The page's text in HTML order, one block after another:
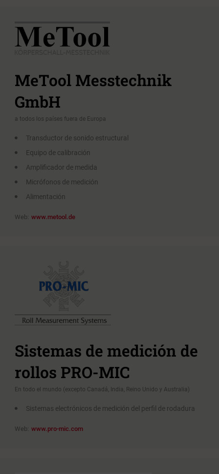
MeTool Messtechnik
GmbH
a todos los países fuera de Europa
Transductor de sonido estructural
Equipo de calibración
Amplificador de medida
Micrófonos de medición
Alimentación
Web: www.metool.de
Sistemas de medición de
rollos PRO-MIC
En todo el mundo (excepto Canadá, India, Reino Unido y Australia)
Sistemas electrónicos de medición del perfil de rodadura
Web: www.pro-mic.com